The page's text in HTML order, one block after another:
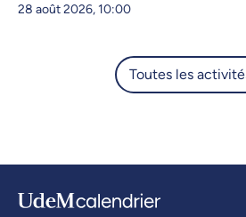
28 août 2026, 10:00
Toutes les